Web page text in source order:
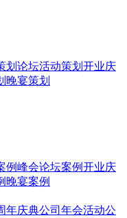
划 论坛活动策划 开业庆
晚宴策划
例峰会论坛案例开业庆
晚宴案例
年庆典公司 年会活动公